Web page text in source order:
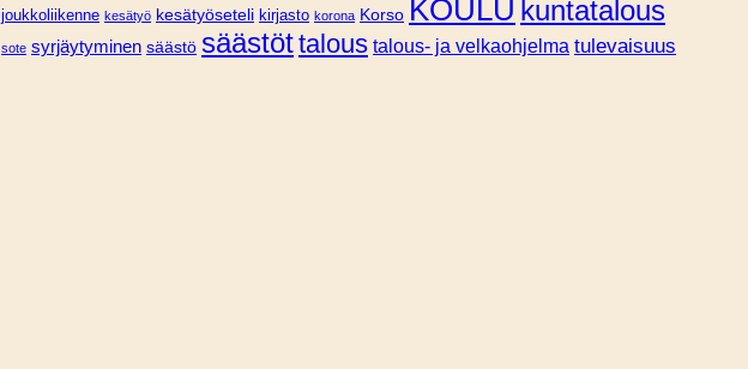
joukkoliikenne kesätyö kesätyöseteli kirjasto korona Korso KOULU kuntatalous
sote syrjäytyminen säästö säästöttalous talous- ja velkaohjelma tulevaisuus